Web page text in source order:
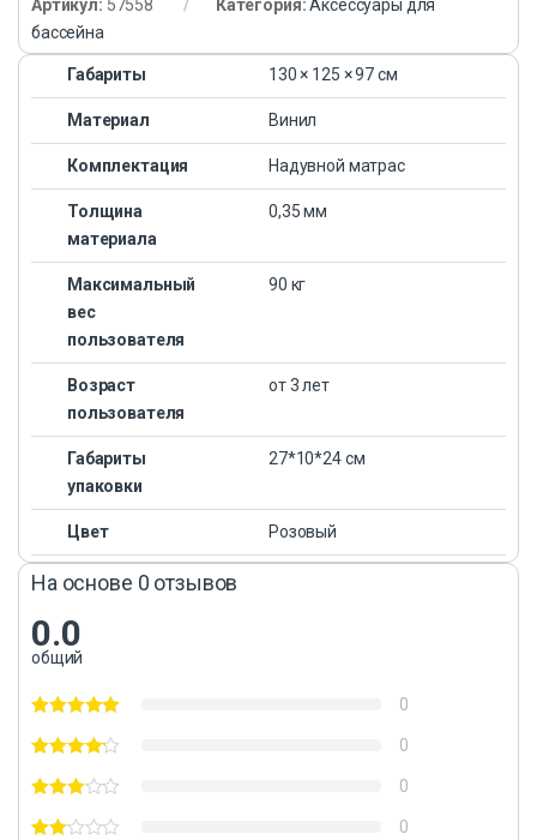
Артикул: 57558 Категория:Аксессуары для
бассейна
Габариты 130 × 125 × 97 см
Материал Винил
Комплектация Надувной матрас
Толщина
материала
0,35 мм
Максимальный
вес
пользователя
90 кг
Возраст
пользователя
от 3 лет
Габариты
упаковки
27*10*24 см
Цвет Розовый
На основе 0 отзывов
0.0
общий
0
0
0
0